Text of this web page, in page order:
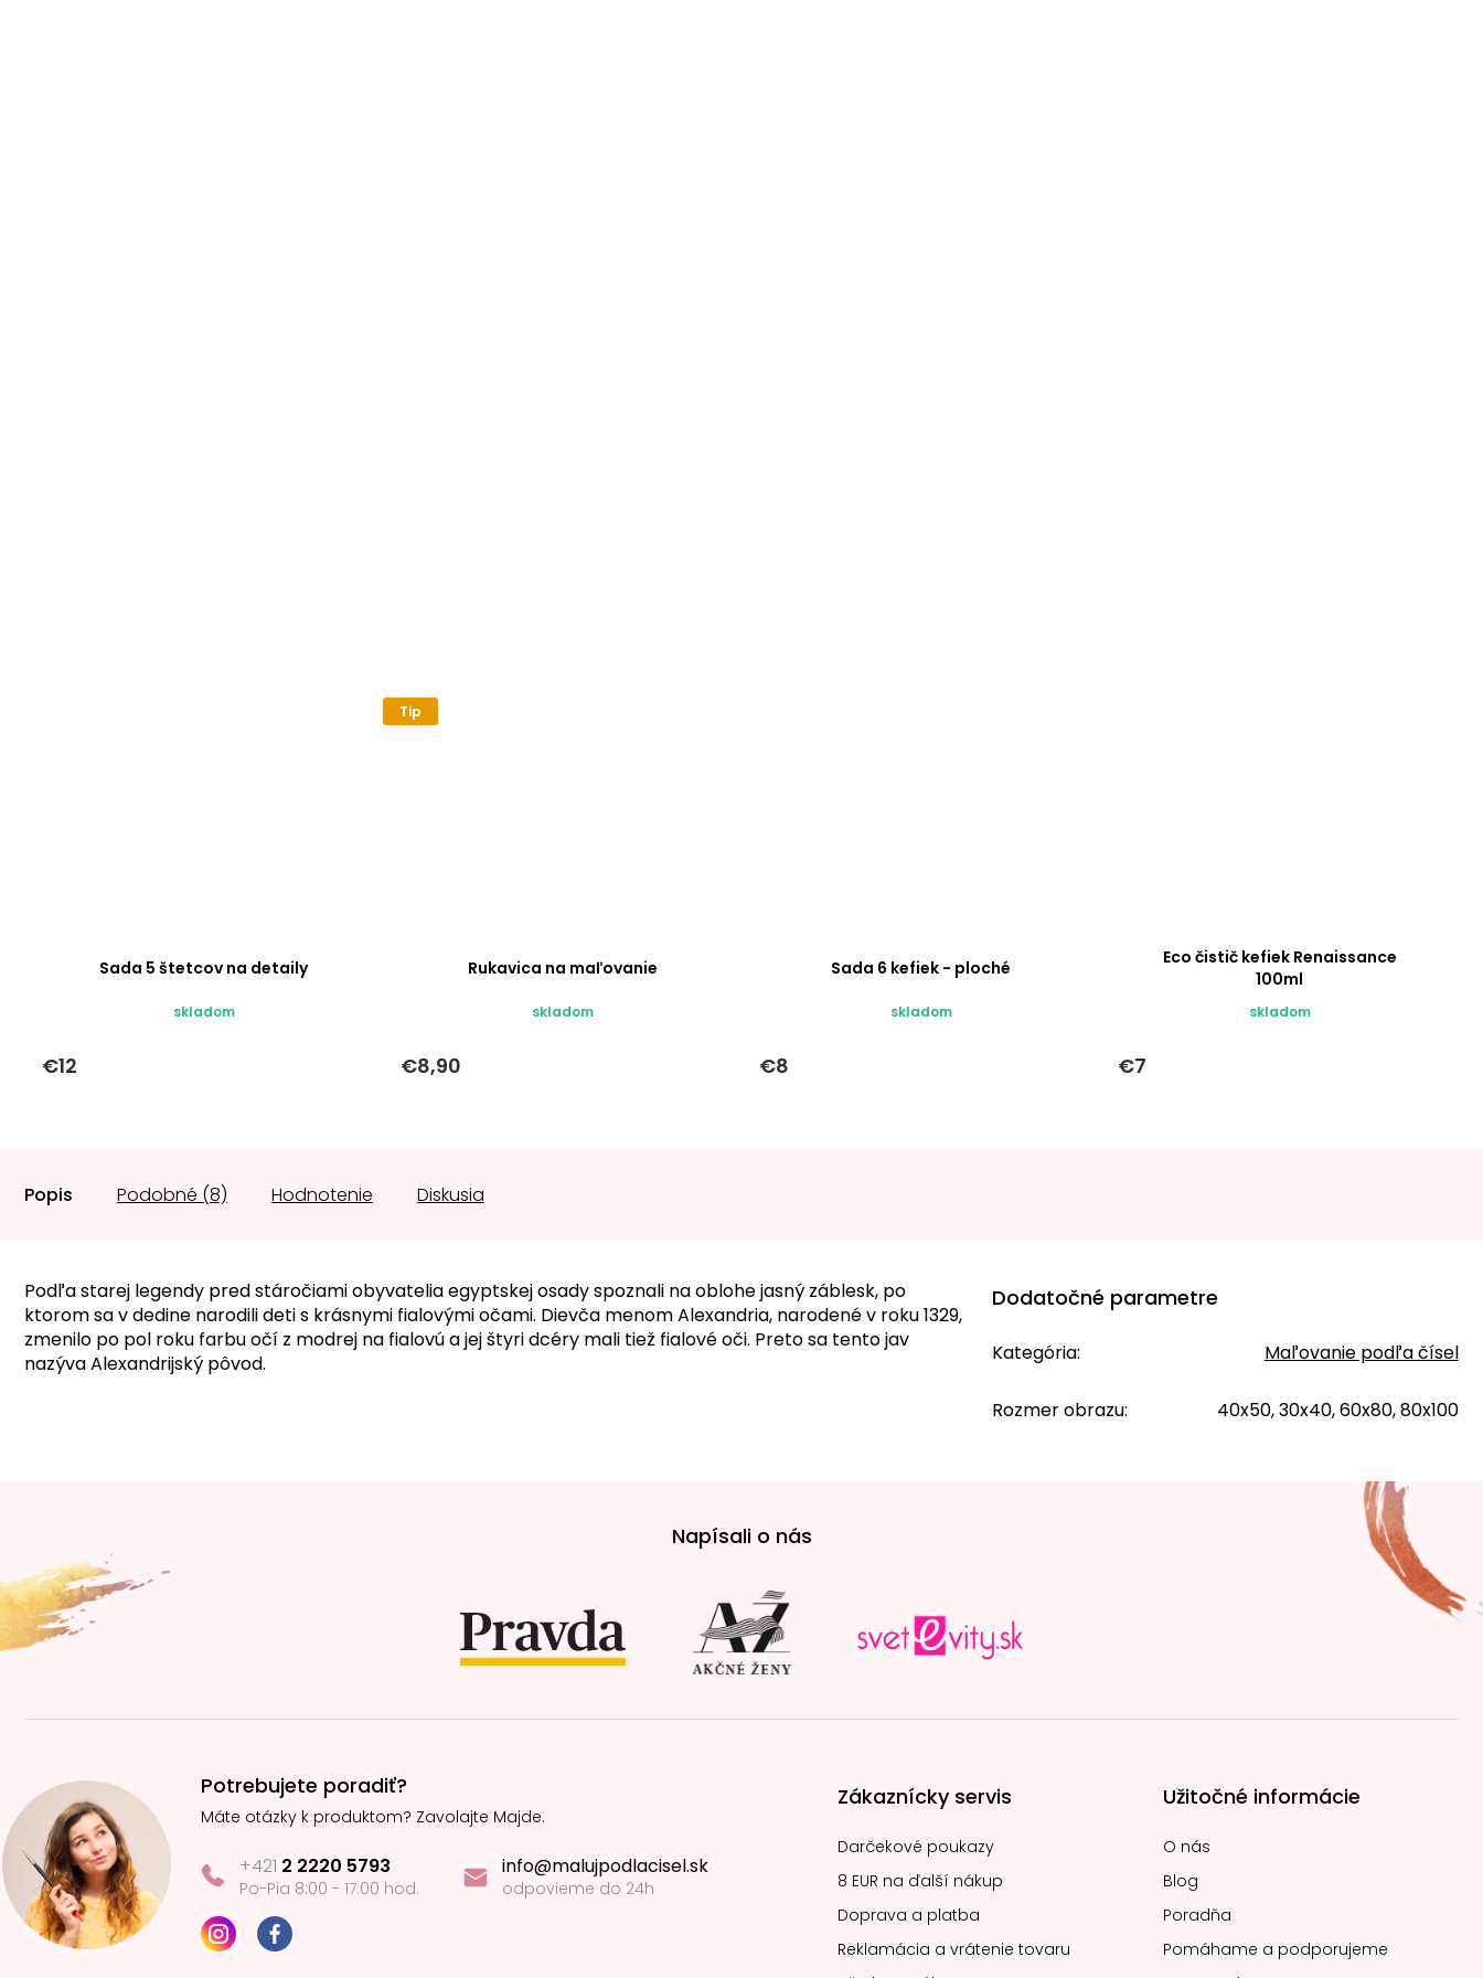
Sada 5 štetcov na detaily
skladom
€12
Tip
Rukavica na maľovanie
skladom
€8,90
Sada 6 kefiek - ploché
skladom
€8
Eco čistič kefiek Renaissance
100ml
skladom
€7
Popis Podobné (8) Hodnotenie Diskusia
Podľa starej legendy pred stáročiami obyvatelia egyptskej osady spoznali na oblohe jasný záblesk, po
ktorom sa v dedine narodili deti s krásnymi fialovými očami. Dievča menom Alexandria, narodené v roku 1329,
zmenilo po pol roku farbu očí z modrej na fialovú a jej štyri dcéry mali tiež fialové oči. Preto sa tento jav
nazýva Alexandrijský pôvod.
Dodatočné parametre
Kategória: Maľovanie podľa čísel
Rozmer obrazu: 40x50, 30x40, 60x80, 80x100
t
i
e
Napísali o nás
Potrebujete poradiť?
Máte otázky k produktom? Zavolajte Majde.
+421 2 2220 5793
Po-Pia 8:00 - 17:00 hod.
info@malujpodlacisel.sk
odpovieme do 24h
Zákaznícky servis
Darčekové poukazy
8 EUR na ďalší nákup
Doprava a platba
Reklamácia a vrátenie tovaru
Užitočné informácie
O nás
Blog
Poradňa
Pomáhame a podporujeme